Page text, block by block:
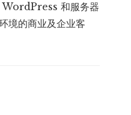
WordPress 和服务器
境的商业及企业客